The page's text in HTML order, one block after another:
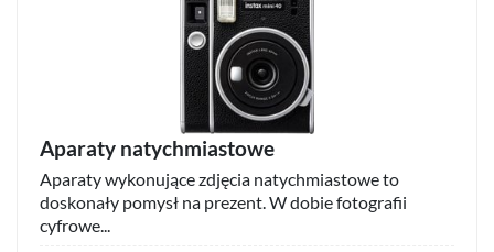
Aparaty natychmiastowe
Aparaty wykonujące zdjęcia natychmiastowe to
doskonały pomysł na prezent. W dobie fotografii
cyfrowe...